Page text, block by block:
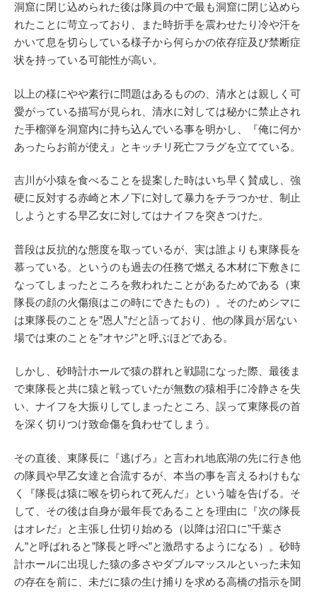
洞窟に閉じ込められた後は隊員の中で最も洞窟に閉じ込めら
れたことに苛立っており、また時折手を震わせたり冷や汗を
かいて息を切らしている様子から何らかの依存症及び禁断症
状を持っている可能性が高い。
以上の様にやや素行に問題はあるものの、清水とは親しく可
愛がっている描写が見られ、清水に対しては秘かに禁止され
た手榴弾を洞窟内に持ち込んでいる事を明かし、『俺に何か
あったらお前が使え』とキッチリ死亡フラグを立てている。
吉川が小猿を食べることを提案した時はいち早く賛成し、強
硬に反対する赤崎と木ノ下に対して暴力をチラつかせ、制止
しようとする早乙女に対してはナイフを突きつけた。
普段は反抗的な態度を取っているが、実は誰よりも東隊長を
慕っている。というのも過去の任務で燃える木材に下敷きに
なってしまったところを救われたことがあるためである（東
隊長の顔の火傷痕はこの時にできたもの）。そのためシマに
は東隊長のことを”恩人”だと語っており、他の隊員が居ない
場では東のことを”オヤジ”と呼ぶほどである。
しかし、砂時計ホールで猿の群れと戦闘になった際、最後ま
で東隊長と共に猿と戦っていたが無数の猿相手に冷静さを失
い、ナイフを大振りしてしまったところ、誤って東隊長の首
を深く切りつけ致命傷を負わせてしまう。
その直後、東隊長に『逃げろ』と言われ地底湖の先に行き他
の隊員や早乙女達と合流するが、本当の事を言えるわけもな
く『隊長は猿に喉を切られて死んだ』という嘘を告げる。そ
して、その後は自身が最年長であることを理由に『次の隊長
はオレだ』と主張し仕切り始める（以降は沼口に”千葉さ
ん”と呼ばれると”隊長と呼べ”と激昂するようになる）。砂時
計ホールに出現した猿の多さやダブルマッスルといった未知
の存在を前に、未だに猿の生け捕りを求める高橋の指示を聞